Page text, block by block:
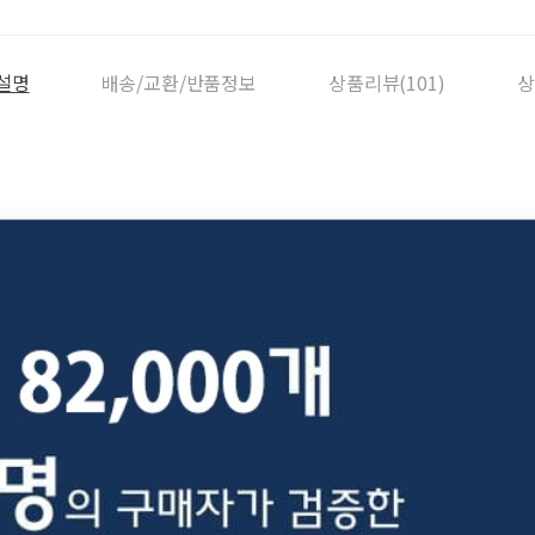
명 배송/교환/반품정보 상품리뷰(101)